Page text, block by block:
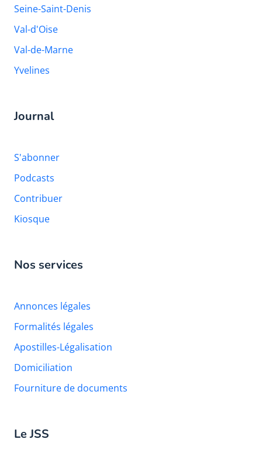
Seine-Saint-Denis
Val-d'Oise
Val-de-Marne
Yvelines
Journal
S'abonner
Podcasts
Contribuer
Kiosque
Nos services
Annonces légales
Formalités légales
Apostilles-Légalisation
Domiciliation
Fourniture de documents
Le JSS